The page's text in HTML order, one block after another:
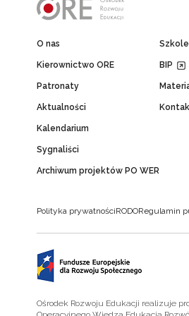
O nas
Kierownictwo ORE
Patronaty
Aktualności
Kalendarium
Sygnaliści
Archiwum projektów PO WER
BIP
Polityka prywatnościRODORegulamin
Ośrodek Rozwoju Edukacji realizuje